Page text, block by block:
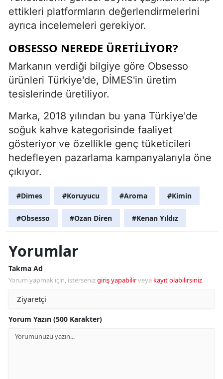
ettikleri platformların değerlendirmelerini
ayrıca incelemeleri gerekiyor.
OBSESSO NEREDE ÜRETILIYOR?
Markanın verdiği bilgiye göre Obsesso
ürünleri Türkiye'de, DİMES'in üretim
tesislerinde üretiliyor.
Marka, 2018 yılından bu yana Türkiye'de
soğuk kahve kategorisinde faaliyet
gösteriyor ve özellikle genç tüketicileri
hedefleyen pazarlama kampanyalarıyla öne
çıkıyor.
#Dimes #Koruyucu #Aroma #Kimin
#Obsesso #Ozan Diren #Kenan Yıldız
Yorumlar
Takma Ad
Yorum yapmak için, istersenizgiriş yapabilirveya kayıt olabilirsiniz.
Yorum Yazın (500 Karakter)